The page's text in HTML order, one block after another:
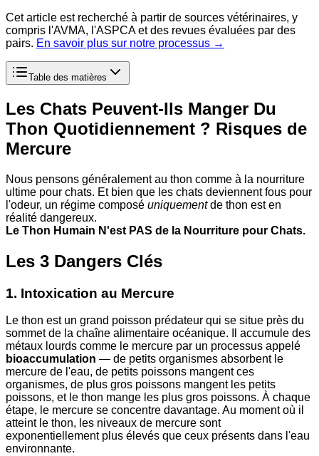
Cet article est recherché à partir de sources vétérinaires, y
compris l'AVMA, l'ASPCA et des revues évaluées par des
pairs. En savoir plus sur notre processus →
Table des matières
Les Chats Peuvent-Ils Manger Du
Thon Quotidiennement ? Risques de
Mercure
Nous pensons généralement au thon comme à la nourriture
ultime pour chats. Et bien que les chats deviennent fous pour
l'odeur, un régime composé uniquementde thon est en
réalité dangereux.
Le Thon Humain N'est PAS de la Nourriture pour Chats.
Les 3 Dangers Clés
1. Intoxication au Mercure
Le thon est un grand poisson prédateur qui se situe près du
sommet de la chaîne alimentaire océanique. Il accumule des
métaux lourds comme le mercure par un processus appelé
bioaccumulation — de petits organismes absorbent le
mercure de l'eau, de petits poissons mangent ces
organismes, de plus gros poissons mangent les petits
poissons, et le thon mange les plus gros poissons. À chaque
étape, le mercure se concentre davantage. Au moment où il
atteint le thon, les niveaux de mercure sont
exponentiellement plus élevés que ceux présents dans l'eau
environnante.